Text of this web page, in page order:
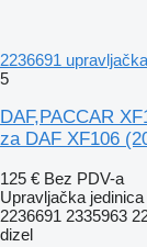
2236691
5
DAF,PACCAR
za DAF XF106
125 € Bez PDV-a
Upravljačka jedinica
2236691 2335963
dizel